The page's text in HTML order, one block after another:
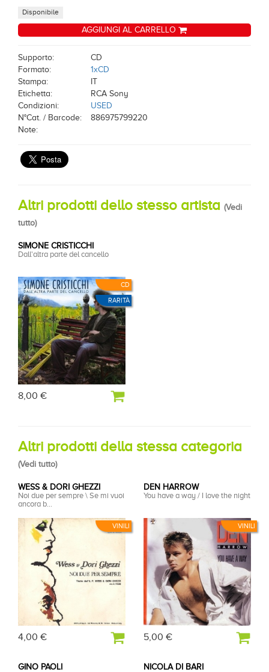
Disponibile
AGGIUNGI AL CARRELLO
Supporto:
CD
Formato:
1xCD
Stampa:
IT
Etichetta:
RCA Sony
Condizioni:
USED
N°Cat. / Barcode:
886975799220
Note:
Altri prodotti dello stesso artista (Vedi
tutto)
RARITÀ
CD
SIMONE CRISTICCHI
Dall'altra parte del cancello
8,00 €
Altri prodotti della stessa categoria
(Vedi tutto)
VINILI
WESS & DORI GHEZZI
Noi due per sempre \ Se mi vuoi
ancora b...
4,00 €
VINILI
DEN HARROW
You have a way / I love the night
5,00 €
GINO PAOLI
NICOLA DI BARI